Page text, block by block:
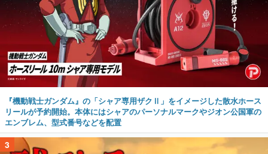
『機動戦士ガンダム』の「シャア専用ザクⅡ」をイメージした散水ホース
リールが予約開始。本体にはシャアのパーソナルマークやジオン公国軍の
エンブレム、型式番号などを配置
3